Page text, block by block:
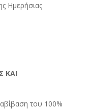
Ημερήσιας
ΚΑΙ
του 100%